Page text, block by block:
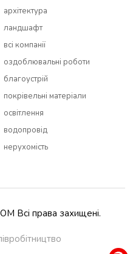
архітектура
ландшафт
всi компанії
оздоблювальні роботи
благоустрій
покрівельні матеріали
освітлення
водопровід
нерухомість
Всі права захищені.